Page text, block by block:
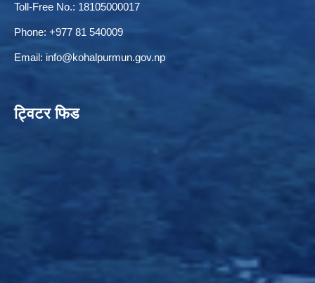
Toll-Free No.: 18105000017
Phone: +977 81 540009
Email: info@kohalpurmun.gov.np
ट्विटर फिड